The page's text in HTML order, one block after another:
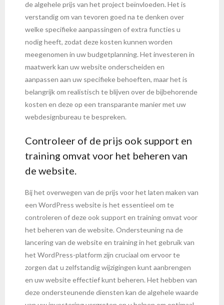
de algehele prijs van het project beïnvloeden. Het is
verstandig om van tevoren goed na te denken over
welke specifieke aanpassingen of extra functies u
nodig heeft, zodat deze kosten kunnen worden
meegenomen in uw budgetplanning. Het investeren in
maatwerk kan uw website onderscheiden en
aanpassen aan uw specifieke behoeften, maar het is
belangrijk om realistisch te blijven over de bijbehorende
kosten en deze op een transparante manier met uw
webdesignbureau te bespreken.
Controleer of de prijs ook support en
training omvat voor het beheren van
de website.
Bij het overwegen van de prijs voor het laten maken van
een WordPress website is het essentieel om te
controleren of deze ook support en training omvat voor
het beheren van de website. Ondersteuning na de
lancering van de website en training in het gebruik van
het WordPress-platform zijn cruciaal om ervoor te
zorgen dat u zelfstandig wijzigingen kunt aanbrengen
en uw website effectief kunt beheren. Het hebben van
deze ondersteunende diensten kan de algehele waarde